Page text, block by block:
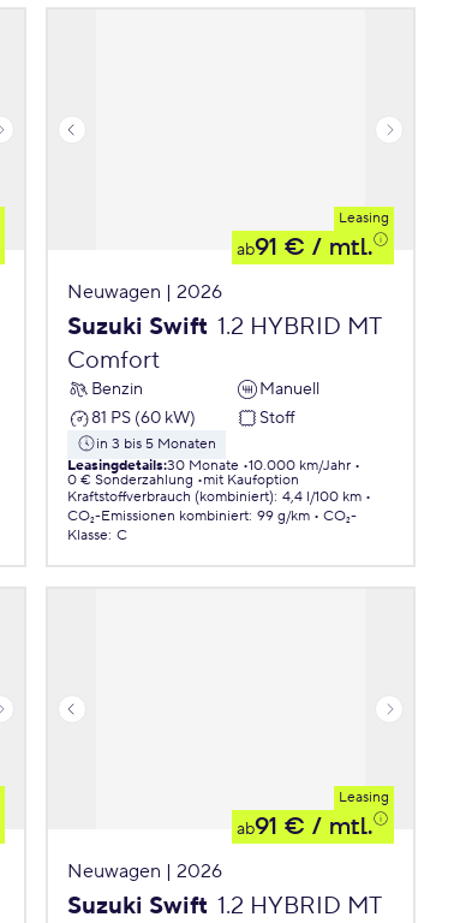
Leasing
ab91 € / mtl.
Neuwagen | 2026
Suzuki Swift 1.2 HYBRID MT
Comfort
Benzin
Manuell
81 PS (60 kW)
Stoff
in 3 bis 5 Monaten
Leasingdetails:30 Monate 10.000 km/Jahr
0 € Sonderzahlung
mit Kaufoption
Kraftstoffverbrauch (kombiniert): 4,4 l/100 km
CO₂-Emissionen kombiniert: 99 g/km
CO₂-
Klasse: C
Leasing
ab91 € / mtl.
Neuwagen | 2026
Suzuki Swift 1.2 HYBRID MT